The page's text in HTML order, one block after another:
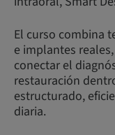
El curso combina
e implantes
conectar el
restauración
estructurado,
diaria.